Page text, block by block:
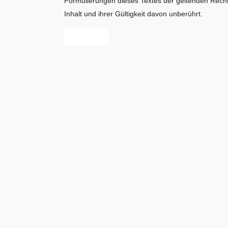
Inhalt und ihrer Gültigkeit davon unberührt.